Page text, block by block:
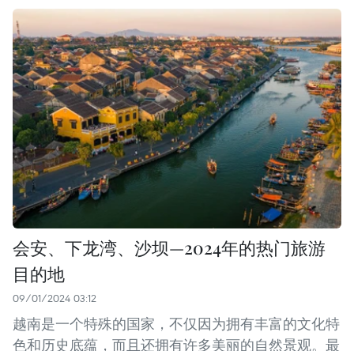
会安、下龙湾、沙坝—2024年的热门旅游
目的地
09/01/2024 03:12
越南是一个特殊的国家，不仅因为拥有丰富的文化特
色和历史底蕴，而且还拥有许多美丽的自然景观。最